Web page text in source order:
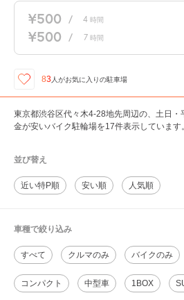
¥500 / 4 時間
¥500 / 7 時間
83 人がお気に入りの駐車場
東京都渋谷区代々木4-28地先周辺の、土日
金が安いバイク駐輪場を17件表示しています。
並び替え
近い特P順 安い順 人気順
車種で絞り込み
すべて クルマのみ バイクのみ
コンパクト 中型車 1BOX